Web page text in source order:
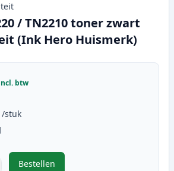
/ TN2210 toner zwart
(Ink Hero Huismerk)
btw
/stuk
Bestellen